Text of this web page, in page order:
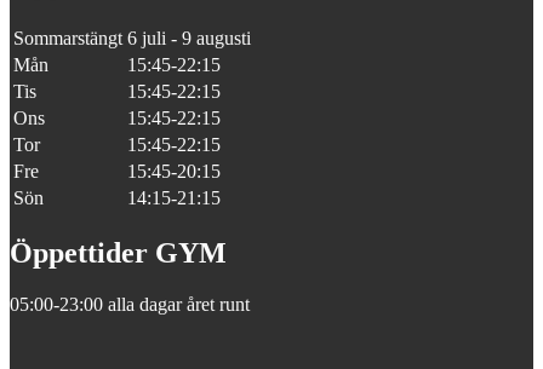
Sommarstängt 6 juli - 9 augusti
Mån
15:45-22:15
Tis
15:45-22:15
Ons
15:45-22:15
Tor
15:45-22:15
Fre
15:45-20:15
Sön
14:15-21:15
Öppettider GYM
05:00-23:00 alla dagar året runt